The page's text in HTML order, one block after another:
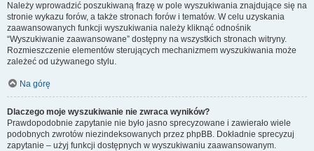
Należy wprowadzić poszukiwaną frazę w pole wyszukiwania znajdujące się na
stronie wykazu forów, a także stronach forów i tematów. W celu uzyskania
zaawansowanych funkcji wyszukiwania należy kliknąć odnośnik
“Wyszukiwanie zaawansowane” dostępny na wszystkich stronach witryny.
Rozmieszczenie elementów sterujących mechanizmem wyszukiwania może
zależeć od używanego stylu.
Na górę
Dlaczego moje wyszukiwanie nie zwraca wyników?
Prawdopodobnie zapytanie nie było jasno sprecyzowane i zawierało wiele
podobnych zwrotów niezindeksowanych przez phpBB. Dokładnie sprecyzuj
zapytanie – użyj funkcji dostępnych w wyszukiwaniu zaawansowanym.